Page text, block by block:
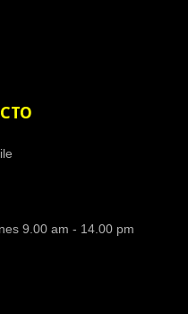
9.00 am - 14.00 pm